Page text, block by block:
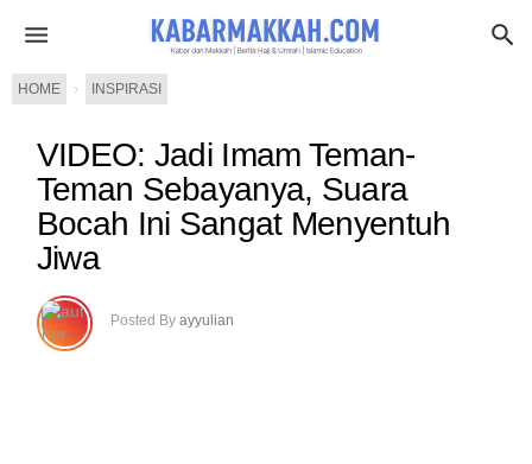
HOME › INSPIRASI
VIDEO: Jadi Imam Teman-
Teman Sebayanya, Suara
Bocah Ini Sangat Menyentuh
Jiwa
Posted By ayyulian